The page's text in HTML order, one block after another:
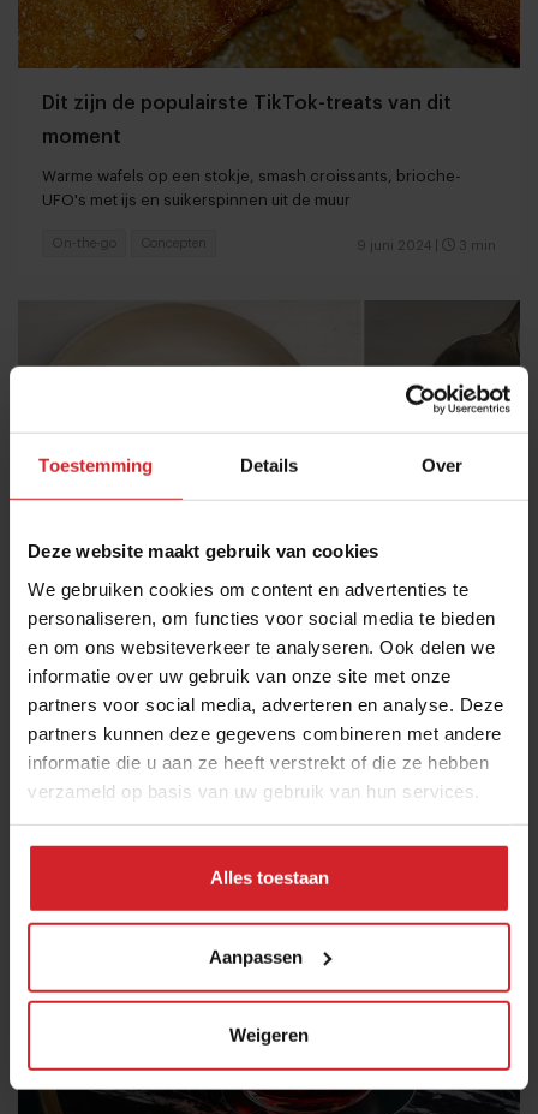
Toestemming Details Over
Deze website maakt gebruik van cookies
We gebruiken cookies om content en advertenties te
personaliseren, om functies voor social media te bieden
en om ons websiteverkeer te analyseren. Ook delen we
informatie over uw gebruik van onze site met onze
partners voor social media, adverteren en analyse. Deze
partners kunnen deze gegevens combineren met andere
informatie die u aan ze heeft verstrekt of die ze hebben
verzameld op basis van uw gebruik van hun services.
Alles toestaan
Aanpassen
Weigeren
Dit zijn de populairste TikTok-treats van dit
moment
Warme wafels op een stokje, smash croissants, brioche-
UFO's met ijs en suikerspinnen uit de muur
9 juni 2024 3 min
On-the-go Concepten
Met kokumi als geheim ingrediënt maak je zelfs
van kool iets bijzonders
Low Food Lab onderzoekt hoe groenten net zo boeiend
8 juni 2024| 7 min
Gastronomie Food